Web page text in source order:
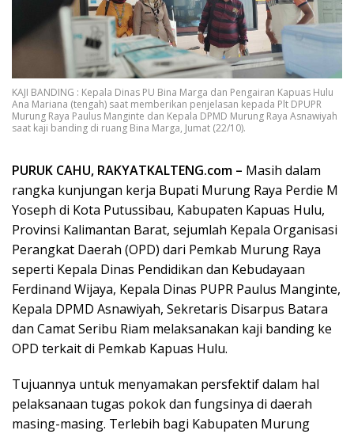
KAJI BANDING : Kepala Dinas PU Bina Marga dan Pengairan Kapuas Hulu
Ana Mariana (tengah) saat memberikan penjelasan kepada Plt DPUPR
Murung Raya Paulus Manginte dan Kepala DPMD Murung Raya Asnawiyah
saat kaji banding di ruang Bina Marga, Jumat (22/10).
PURUK CAHU, RAKYATKALTENG.com – Masih dalam
rangka kunjungan kerja Bupati Murung Raya Perdie M
Yoseph di Kota Putussibau, Kabupaten Kapuas Hulu,
Provinsi Kalimantan Barat, sejumlah Kepala Organisasi
Perangkat Daerah (OPD) dari Pemkab Murung Raya
seperti Kepala Dinas Pendidikan dan Kebudayaan
Ferdinand Wijaya, Kepala Dinas PUPR Paulus Manginte,
Kepala DPMD Asnawiyah, Sekretaris Disarpus Batara
dan Camat Seribu Riam melaksanakan kaji banding ke
OPD terkait di Pemkab Kapuas Hulu.
Tujuannya untuk menyamakan persfektif dalam hal
pelaksanaan tugas pokok dan fungsinya di daerah
masing-masing. Terlebih bagi Kabupaten Murung